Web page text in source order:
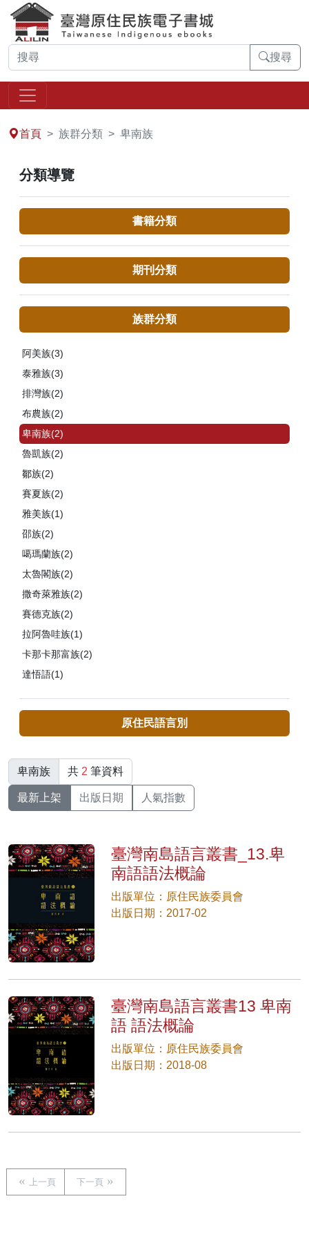
搜尋
首頁
族群分類 卑南族
分類導覽
書籍分類
期刊分類
族群分類
阿美族(3)
泰雅族(3)
排灣族(2)
布農族(2)
卑南族(2)
魯凱族(2)
鄒族(2)
賽夏族(2)
雅美族(1)
邵族(2)
噶瑪蘭族(2)
太魯閣族(2)
撒奇萊雅族(2)
賽德克族(2)
拉阿魯哇族(1)
卡那卡那富族(2)
達悟語(1)
原住民語言別
卑南族 共 2 筆資料
最新上架 出版日期 人氣指數
臺灣南島語言叢書_13.卑
南語語法概論
出版單位：原住民族委員會
出版日期：2017-02
臺灣南島語言叢書13 卑南
語 語法概論
出版單位：原住民族委員會
出版日期：2018-08
上一頁 下一頁